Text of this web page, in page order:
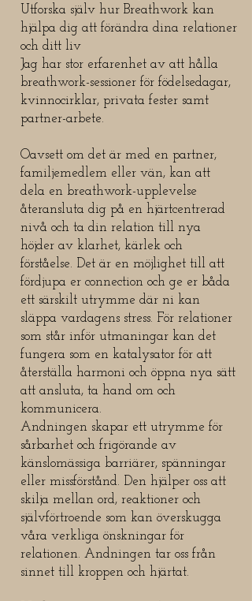
Utforska själv hur Breathwork kan
hjälpa dig att förändra dina relationer
och ditt liv
Jag har stor erfarenhet av att hålla
breathwork-sessioner för födelsedagar,
kvinnocirklar, privata fester samt
partner-arbete.
Oavsett om det är med en partner,
familjemedlem eller vän, kan att
dela en breathwork-upplevelse
återansluta dig på en hjärtcentrerad
nivå och ta din relation till nya
höjder av klarhet, kärlek och
förståelse. Det är en möjlighet till att
fördjupa er connection och ge er båda
ett särskilt utrymme där ni kan
släppa vardagens stress. För relationer
som står inför utmaningar kan det
fungera som en katalysator för att
återställa harmoni och öppna nya sätt
att ansluta, ta hand om och
kommunicera.
Andningen skapar ett utrymme för
sårbarhet och frigörande av
känslomässiga barriärer, spänningar
eller missförstånd. Den hjälper oss att
skilja mellan ord, reaktioner och
självförtroende som kan överskugga
våra verkliga önskningar för
relationen. Andningen tar oss från
sinnet till kroppen och hjärtat.